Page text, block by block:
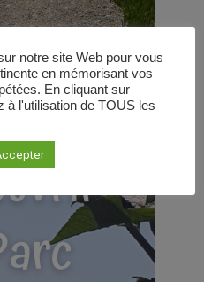
notre site Web pour vous
en mémorisant vos
En cliquant sur
à l'utilisation de TOUS les